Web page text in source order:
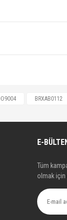
BRXAB0112
E-
Tüm
olmak için